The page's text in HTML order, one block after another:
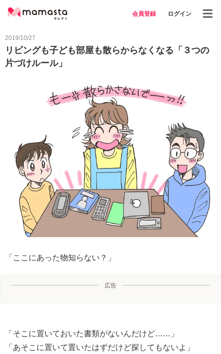
会員登録 ログイン
2019/10/27
リビングも子ども部屋も散らからなくなる「３つの
片づけルール」
「ここにあった物知らない？」
広告
「そこに置いておいた書類がないんだけど……」
「あそこに置いて置いたはずだけど探してもないよ」